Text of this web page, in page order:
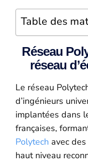
Table des
Réseau
réseau
Le réseau
d’ingénieurs
implantées dans
françaises,
Polytech avec
haut niveau